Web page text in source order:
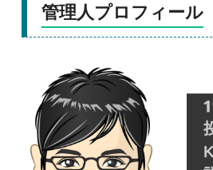
管理人プロフィール